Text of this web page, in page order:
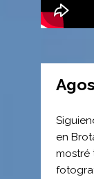
en
mostré